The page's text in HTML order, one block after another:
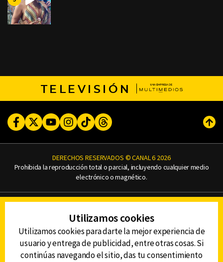
TELEVISIÓN
FacebookTwitterYoutubeInstagram
TikTokThreads
DERECHOS RESERVADOS © CANAL 6 2026
Prohibida la reproducción total o parcial, incluyendo cualquier medio
electrónico o magnético.
AVISO DE PRIVACIDAD
AVISO LEGAL
DEFENSORÍA DE LAS AUDIENCIAS
Utilizamos cookies
Utilizamos cookies para darte la mejor experiencia de
usuario y entrega de publicidad, entre otras cosas. Si
continúas navegando el sitio, das tu consentimiento